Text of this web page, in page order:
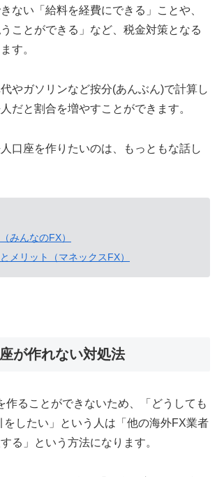
ない「給料を経費にできる」ことや、
うことができる」など、税金対策となる
す。
やガソリンなど按分(あんぶん)で計算し
だと割合を増やすことができます。
口座を作りたいのは、もっともな話し
みんなのFX）
メリット（マネックスFX）
が作れない対処法
作ることができないため、「どうしても
をしたい」という人は「他の海外FX業者
る」という方法になります。